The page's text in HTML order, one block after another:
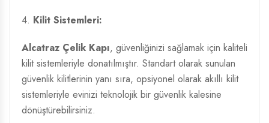
4. Kilit Sistemleri:
Alcatraz Çelik Kapı, güvenliğinizi sağlamak için kaliteli
kilit sistemleriyle donatılmıştır. Standart olarak sunulan
güvenlik kilitlerinin yanı sıra, opsiyonel olarak akıllı kilit
sistemleriyle evinizi teknolojik bir güvenlik kalesine
dönüştürebilirsiniz.